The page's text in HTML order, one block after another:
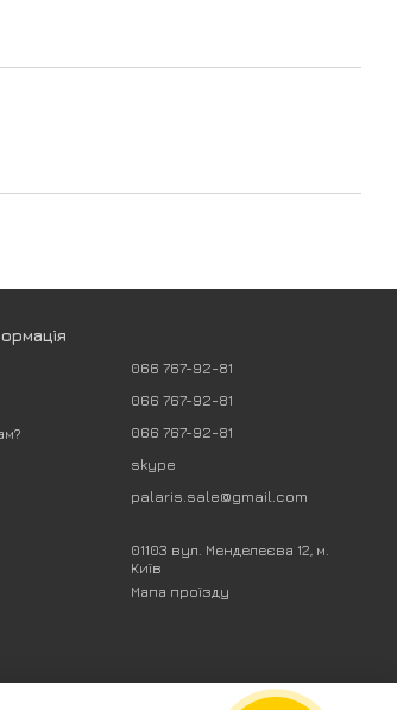
066 767-92-81
066 767-92-81
066 767-92-81
skype
palaris.sale@gmail.com
01103 вул. Менделеєва 12, м.
Київ
Мапа проїзду